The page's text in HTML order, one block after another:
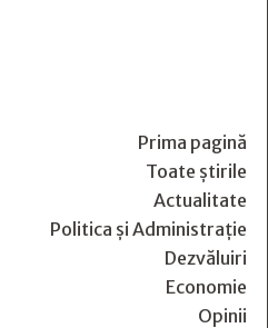
Prima pagină
Toate știrile
Actualitate
Politica și Administrație
Dezvăluiri
Economie
Opinii